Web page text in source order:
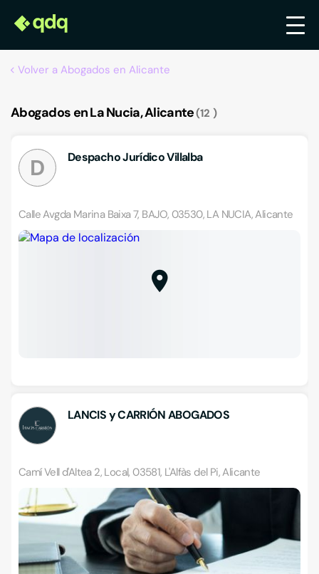
Volver a Abogados en Alicante
Abogados en La Nucia, Alicante 12
D Despacho Jurídico Villalba
Calle Avgda Marina Baixa 7, BAJO, 03530, LA NUCIA, Alicante
LANCIS y CARRIÓN ABOGADOS
Camí Vell d'Altea 2, Local, 03581, L'Alfàs del Pi, Alicante